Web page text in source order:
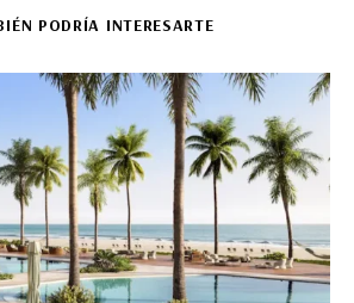
PODRÍA INTERESARTE